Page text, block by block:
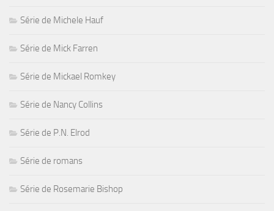
Série de Michele Hauf
Série de Mick Farren
Série de Mickael Romkey
Série de Nancy Collins
Série de P.N. Elrod
Série de romans
Série de Rosemarie Bishop